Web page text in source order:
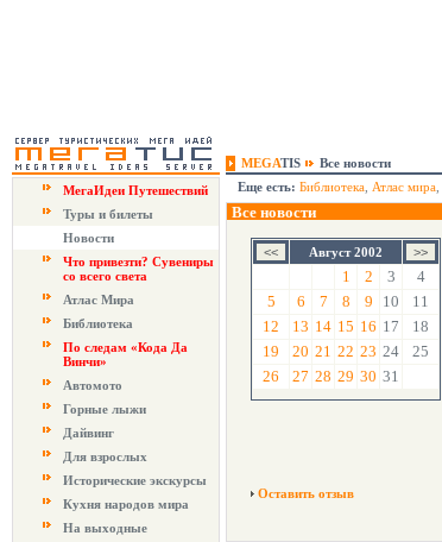
MEGATIS
Все новости
МегаИдеи Путешествий
Туры и билеты
Новости
Что привезти? Сувениры
со всего света
Атлас Мира
Библиотека
По следам «Кода Да
Винчи»
Автомото
Горные лыжи
Дайвинг
Для взрослых
Исторические экскурсы
Кухня народов мира
На выходные
Еще есть: Библиотека Атлас мира
Все новости
Август 2002
1 2 3
4
5
6 7 8 9 10
11
12
13 14 15 16 17
18
19
20 21 22 23 24
25
26
27 28 29 30 31
Оставить отзыв